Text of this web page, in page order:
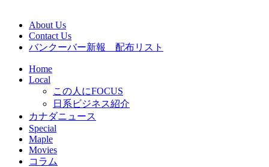
About Us
Contact Us
バンクーバー新報 配布リスト
Home
Local
この人にFOCUS
日系ビジネス紹介
カナダニュース
Special
Maple
Movies
コラム